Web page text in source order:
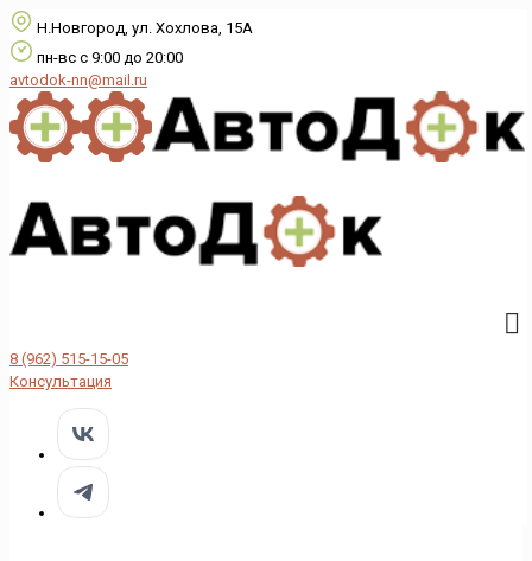
Н.Новгород, ул. Хохлова, 15А
пн-вс с 9:00 до 20:00
avtodok-nn@mail.ru
8 (962) 515-15-05
Консультация